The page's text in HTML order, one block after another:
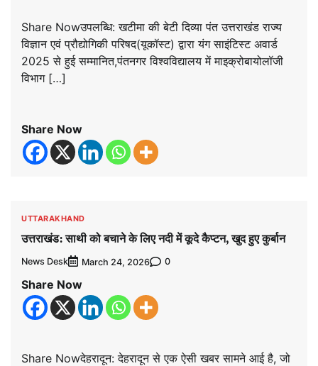
Share Nowउपलब्धि: खटीमा की बेटी दिव्या पंत उत्तराखंड राज्य
विज्ञान एवं प्रौद्योगिकी परिषद(यूकॉस्ट) द्वारा यंग साइंटिस्ट अवार्ड
2025 से हुई सम्मानित,पंतनगर विश्वविद्यालय में माइक्रोबायोलॉजी
विभाग […]
Share Now
UTTARAKHAND
उत्तराखंड: साथी को बचाने के लिए नदी में कूदे कैप्टन, खुद हुए कुर्बान
News Desk March 24, 2026 0
Share Now
Share Nowदेहरादून: देहरादून से एक ऐसी खबर सामने आई है, जो